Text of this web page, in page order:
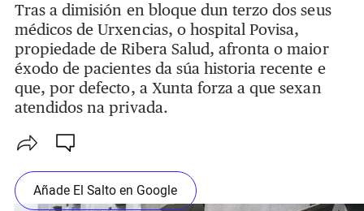
Tras a dimisión en bloque dun terzo dos seus
médicos de Urxencias, o hospital Povisa,
propiedade de Ribera Salud, afronta o maior
éxodo de pacientes da súa historia recente e
que, por defecto, a Xunta forza a que sexan
atendidos na privada.
Añade El Salto en Google